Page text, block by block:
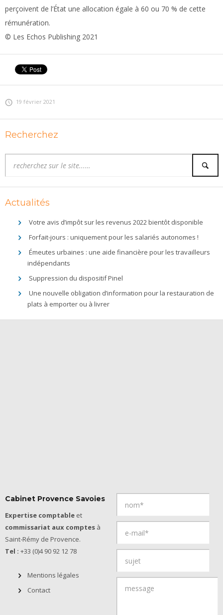
perçoivent de l’État une allocation égale à 60 ou 70 % de cette
rémunération.
© Les Echos Publishing 2021
19 février 2021
Recherchez
Actualités
Votre avis d’impôt sur les revenus 2022 bientôt disponible
Forfait-jours : uniquement pour les salariés autonomes !
Émeutes urbaines : une aide financière pour les travailleurs
indépendants
Suppression du dispositif Pinel
Une nouvelle obligation d’information pour la restauration de
plats à emporter ou à livrer
Cabinet Provence Savoies
Expertise comptable et
commissariat aux comptes à
Saint-Rémy de Provence.
Tel : +33 (0)4 90 92 12 78
Mentions légales
Contact